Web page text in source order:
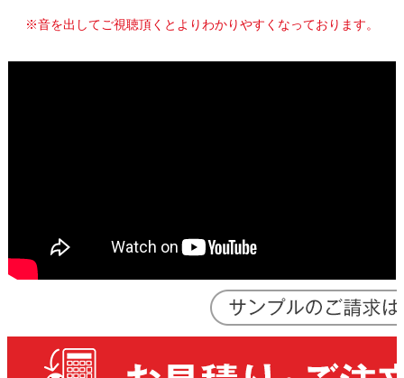
※音を出してご視聴頂くとよりわかりやすくなっております。